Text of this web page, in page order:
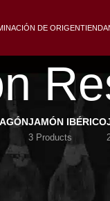
DE ORIGENTIENDA
JAMÓN IBÉRICO
3 Products
suave y un